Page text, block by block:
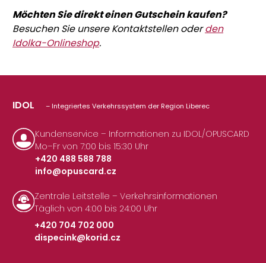
Möchten Sie direkt einen Gutschein kaufen?
Besuchen Sie unsere Kontaktstellen oderden
Idolka-Onlineshop.
IDOL – Integriertes Verkehrssystem der Region Liberec
Kundenservice – Informationen zu IDOL/OPUSCARD
Mo–Fr von 7:00 bis 15:30 Uhr
+420 488 588 788
|
info@opuscard.cz
Zentrale Leitstelle – Verkehrsinformationen
Täglich von 4:00 bis 24:00 Uhr
+420 704 702 000
|
dispecink@korid.cz